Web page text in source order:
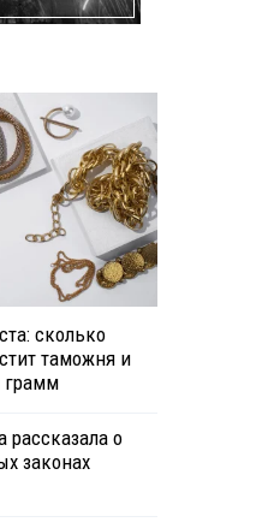
сколько
таможня и
грамм
рассказала о
законах